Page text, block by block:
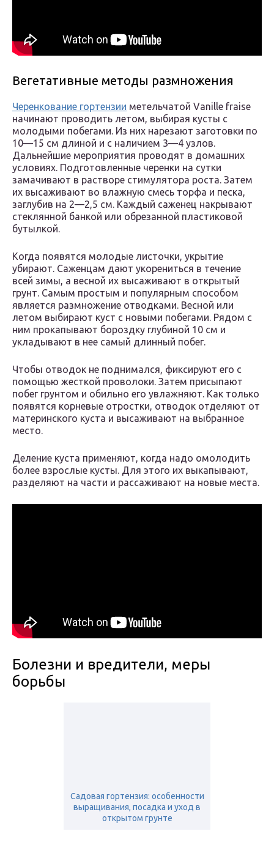
Вегетативные методы размножения
Черенкование гортензии метельчатой Vanille fraise
начинают проводить летом, выбирая кусты с
молодыми побегами. Из них нарезают заготовки по
10—15 см длиной и с наличием 3—4 узлов.
Дальнейшие мероприятия проводят в домашних
условиях. Подготовленные черенки на сутки
замачивают в растворе стимулятора роста. Затем
их высаживают во влажную смесь торфа и песка,
заглубив на 2—2,5 см. Каждый саженец накрывают
стеклянной банкой или обрезанной пластиковой
бутылкой.
Когда появятся молодые листочки, укрытие
убирают. Саженцам дают укорениться в течение
всей зимы, а весной их высаживают в открытый
грунт. Самым простым и популярным способом
является размножение отводками. Весной или
летом выбирают куст с новыми побегами. Рядом с
ним прокапывают бороздку глубиной 10 см и
укладывают в нее самый длинный побег.
Чтобы отводок не поднимался, фиксируют его с
помощью жесткой проволоки. Затем присыпают
побег грунтом и обильно его увлажняют. Как только
появятся корневые отростки, отводок отделяют от
материнского куста и высаживают на выбранное
место.
Деление куста применяют, когда надо омолодить
более взрослые кусты. Для этого их выкапывают,
разделяют на части и рассаживают на новые места.
Болезни и вредители, меры
борьбы
Садовая гортензия: особенности
выращивания, посадка и уход в
открытом грунте